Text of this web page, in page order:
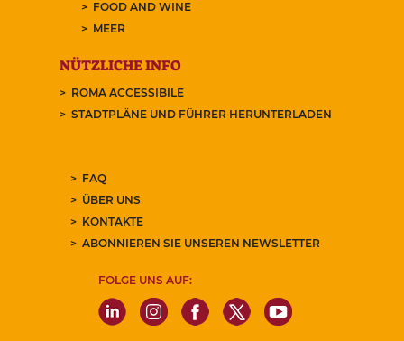
FOOD AND WINE
MEER
NÜTZLICHE INFO
ROMA ACCESSIBILE
STADTPLÄNE UND FÜHRER HERUNTERLADEN
FAQ
ÜBER UNS
KONTAKTE
ABONNIEREN SIE UNSEREN NEWSLETTER
FOLGE UNS AUF: